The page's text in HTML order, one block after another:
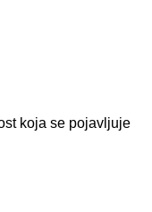
koja se pojavljuje